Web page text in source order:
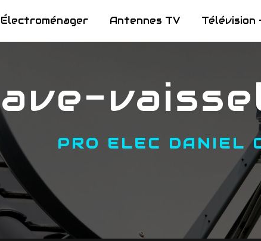
Électroménager Antennes TV Télévision
lave-
PRO ELEC DANIEL